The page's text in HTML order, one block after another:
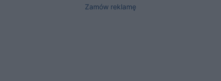
Zamów reklamę